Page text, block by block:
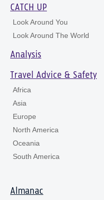
CATCH UP
Look Around You
Look Around The World
Analysis
Travel Advice & Safety
Africa
Asia
Europe
North America
Oceania
South America
Almanac